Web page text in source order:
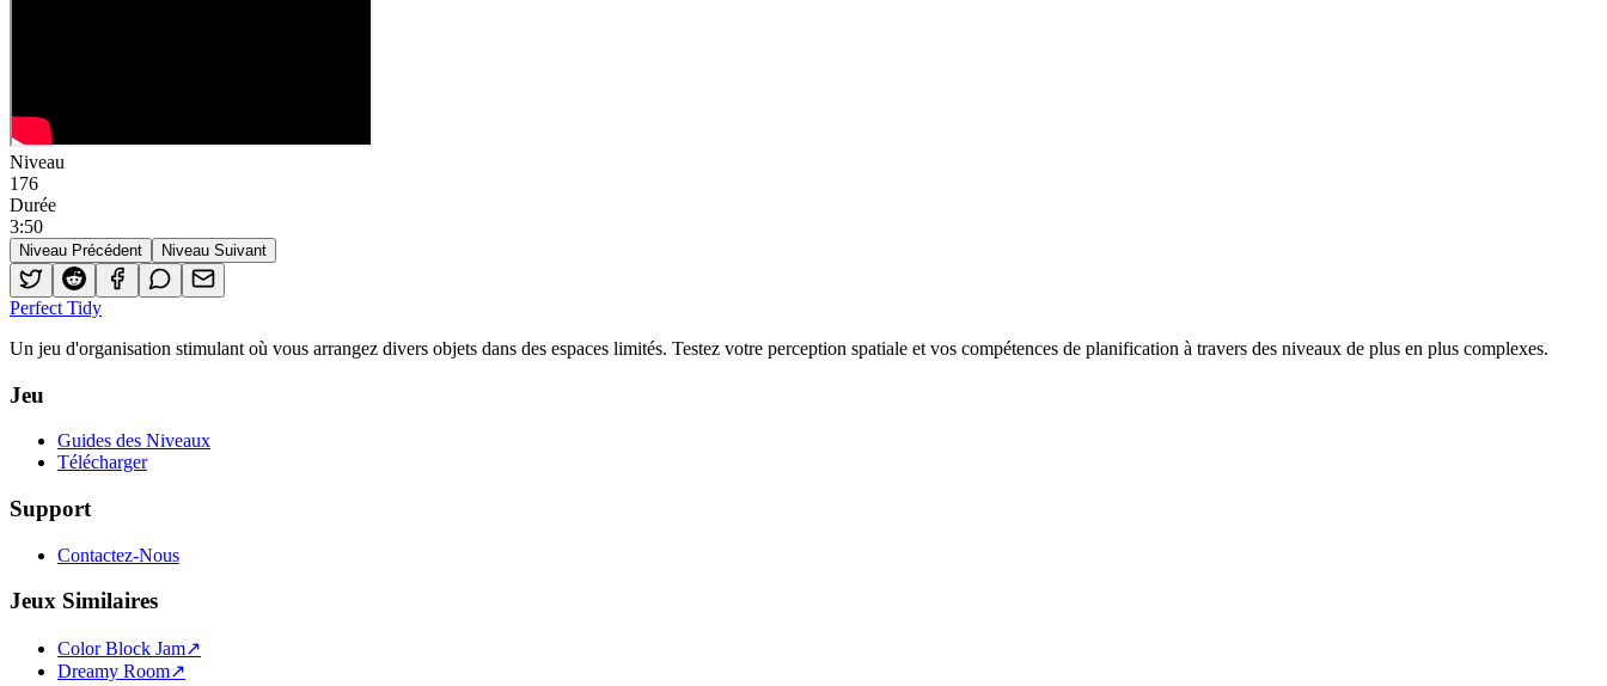
Niveau
176
Durée
3:50
Niveau Précédent Niveau Suivant
Perfect Tidy
Un jeu d'organisation stimulant où vous arrangez divers objets dans des espaces limités. Testez votre perception spatiale et vos compétences de planification à travers des niveaux de plus en plus complexes.
Jeu
Guides des Niveaux
Télécharger
Support
Contactez-Nous
Jeux Similaires
Color Block Jam↗️
Dreamy Room↗️